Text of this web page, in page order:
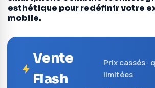
esthétique pour redéfinir votre
mobile.
Vente
Flash
Prix cassés ·
limitées